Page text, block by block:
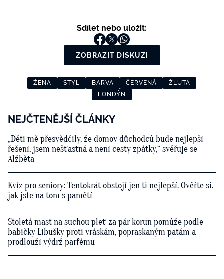
Sdílet nebo uložit:
ZOBRAZIT DISKUZI
ŽENA STYL BARVA ČERVENÁ
ŽLUTÁ
LONDÝN
NEJČTENĚJŠÍ ČLÁNKY
„Děti mě přesvědčily, že domov důchodců bude nejlepší
řešení, jsem nešťastná a není cesty zpátky,“ svěřuje se
Alžběta
Kvíz pro seniory: Tentokrát obstojí jen ti nejlepší. Ověřte si,
jak jste na tom s pamětí
Stoletá mast na suchou pleť za pár korun pomůže podle
babičky Libušky proti vráskám, popraskaným patám a
prodlouží výdrž parfému